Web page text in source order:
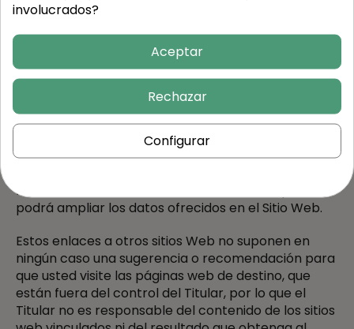
Política de cookies
Puede consultar toda la información relativa a la
política de recogida y tratamiento de las cookies
en la página de Política de Cookies.
Enlaces a otros sitios Web
El Titular puede proporcionarle acceso a sitios Web
de terceros mediante enlaces con la finalidad
fuentes de información en Internet en las que
podrá ampliar los datos ofrecidos en el Sitio Web.
Estos enlaces a otros sitios Web no suponen en
ningún caso una sugerencia o recomendación para
que usted visite las páginas web de destino, que
están fuera del control del Titular, por lo que el
Titular no es responsable del contenido de los sitios
involucrados?
Aceptar
Rechazar
Configurar